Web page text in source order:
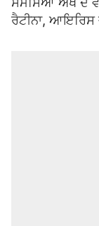
ਰੈਟੀਨਾ, ਆਇਰਿਸ